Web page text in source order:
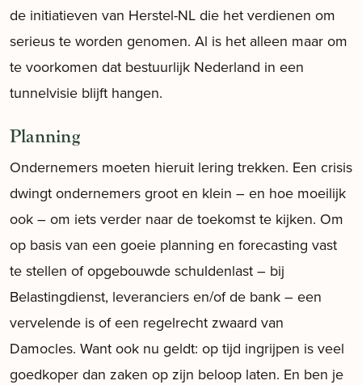
de initiatieven van Herstel-NL die het verdienen om
serieus te worden genomen. Al is het alleen maar om
te voorkomen dat bestuurlijk Nederland in een
tunnelvisie blijft hangen.
Planning
Ondernemers moeten hieruit lering trekken. Een crisis
dwingt ondernemers groot en klein – en hoe moeilijk
ook – om iets verder naar de toekomst te kijken. Om
op basis van een goeie planning en forecasting vast
te stellen of opgebouwde schuldenlast – bij
Belastingdienst, leveranciers en/of de bank – een
vervelende is of een regelrecht zwaard van
Damocles. Want ook nu geldt: op tijd ingrijpen is veel
goedkoper dan zaken op zijn beloop laten. En ben je